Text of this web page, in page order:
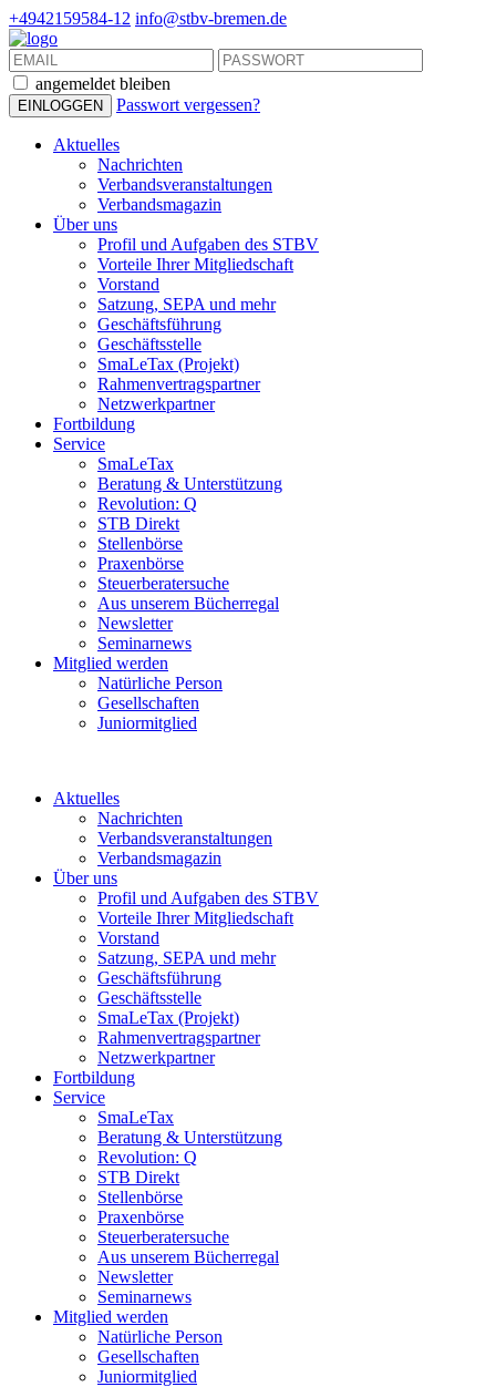
+4942159584-12 info@stbv-bremen.de
angemeldet bleiben
Passwort vergessen?
Aktuelles
Nachrichten
Verbandsveranstaltungen
Verbandsmagazin
Über uns
Profil und Aufgaben des STBV
Vorteile Ihrer Mitgliedschaft
Vorstand
Satzung, SEPA und mehr
Geschäftsführung
Geschäftsstelle
SmaLeTax (Projekt)
Rahmenvertragspartner
Netzwerkpartner
Fortbildung
Service
SmaLeTax
Beratung & Unterstützung
Revolution: Q
STB Direkt
Stellenbörse
Praxenbörse
Steuerberatersuche
Aus unserem Bücherregal
Newsletter
Seminarnews
Mitglied werden
Natürliche Person
Gesellschaften
Juniormitglied
Aktuelles
Nachrichten
Verbandsveranstaltungen
Verbandsmagazin
Über uns
Profil und Aufgaben des STBV
Vorteile Ihrer Mitgliedschaft
Vorstand
Satzung, SEPA und mehr
Geschäftsführung
Geschäftsstelle
SmaLeTax (Projekt)
Rahmenvertragspartner
Netzwerkpartner
Fortbildung
Service
SmaLeTax
Beratung & Unterstützung
Revolution: Q
STB Direkt
Stellenbörse
Praxenbörse
Steuerberatersuche
Aus unserem Bücherregal
Newsletter
Seminarnews
Mitglied werden
Natürliche Person
Gesellschaften
Juniormitglied